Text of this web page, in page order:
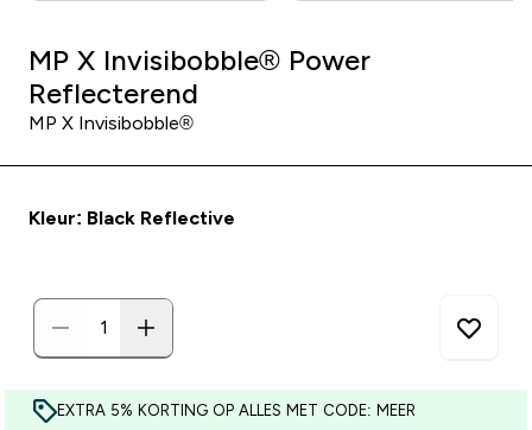
MP X Invisibobble® Power
Reflecterend
MP X Invisibobble®
Kleur: Black Reflective
EXTRA 5% KORTING OP ALLES MET CODE: MEER